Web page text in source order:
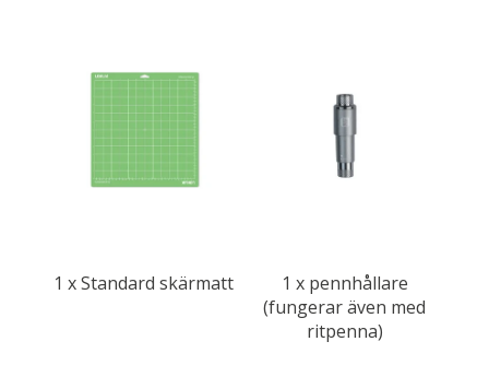
1 x Standard skärmatt
1 x pennhållare
(fungerar även med
ritpenna)